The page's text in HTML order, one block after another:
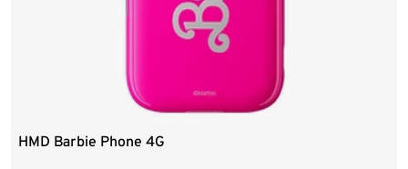
HMD Barbie Phone 4G